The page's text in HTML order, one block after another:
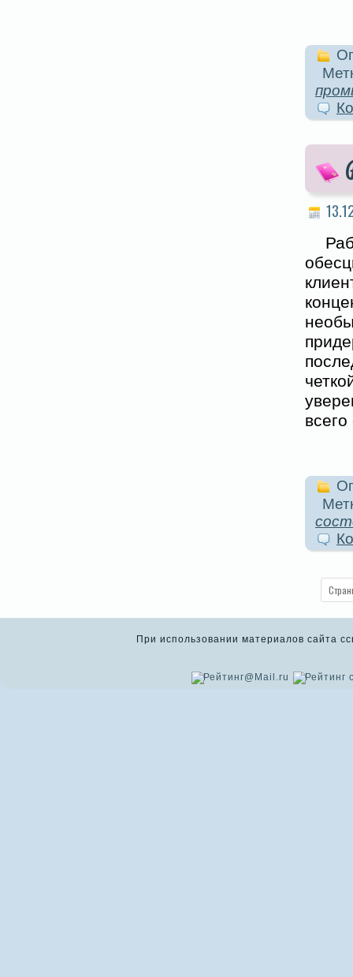
При использовании материалов сайта